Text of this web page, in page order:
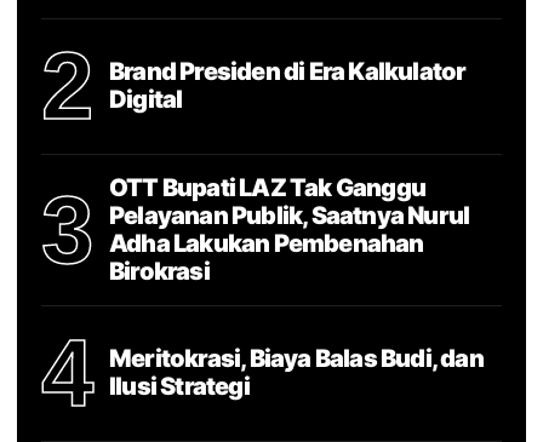
2
Brand Presiden di Era Kalkulator
Digital
3
OTT Bupati LAZ Tak Ganggu
Pelayanan Publik, Saatnya Nurul
Adha Lakukan Pembenahan
Birokrasi
4
Meritokrasi, Biaya Balas Budi, dan
Ilusi Strategi